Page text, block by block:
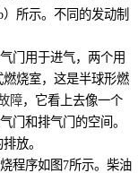
所示。不同的发动制
门用于进气，两个用
烧室，这是半球形燃
障，它看上去像一个
门和排气门的空间。
放。
程序如图7所示。柴油